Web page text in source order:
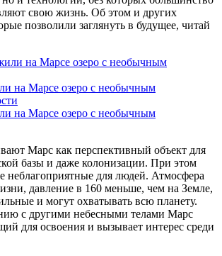
свою жизнь. Об этом и других
позволили заглянуть в будущее, читай
на Марсе озеро с необычным
на Марсе озеро с необычным
Марс как перспективный объект для
базы и даже колонизации. При этом
неблагоприятные для людей. Атмосфера
давление в 160 меньше, чем на Земле,
и могут охватывать всю планету.
с другими небесными телами Марс
для освоения и вызывает интерес среди